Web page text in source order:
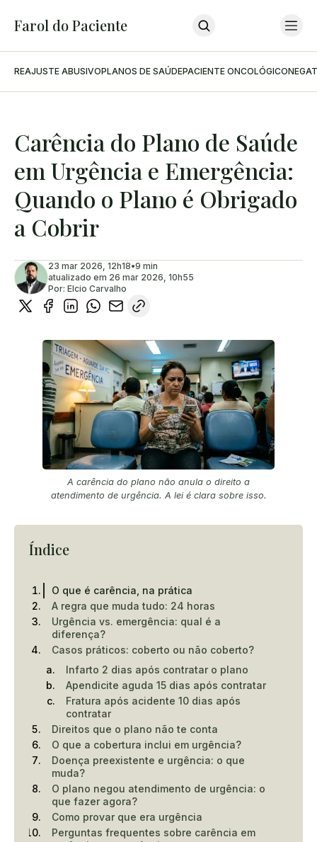
Farol do Paciente
Home
Contato
INSCREVA-SE
REAJUSTE ABUSIVOPLANOS DE SAÚDEPACIENTE ONCOLÓGICO
Carência do Plano de Saúde
em Urgência e Emergência:
Quando o Plano é Obrigado
a Cobrir
23 mar 2026, 12h18•9 min
atualizado em 26 mar 2026, 10h55
Por: Elcio Carvalho
A carência do plano não anula o direito a
atendimento de urgência. A lei é clara sobre isso.
Índice
O que é carência, na prática
A regra que muda tudo: 24 horas
Urgência vs. emergência: qual é a
diferença?
Casos práticos: coberto ou não coberto?
Infarto 2 dias após contratar o plano
Apendicite aguda 15 dias após contratar
Fratura após acidente 10 dias após
contratar
Direitos que o plano não te conta
O que a cobertura inclui em urgência?
Doença preexistente e urgência: o que
muda?
O plano negou atendimento de urgência: o
que fazer agora?
Como provar que era urgência
Perguntas frequentes sobre carência em